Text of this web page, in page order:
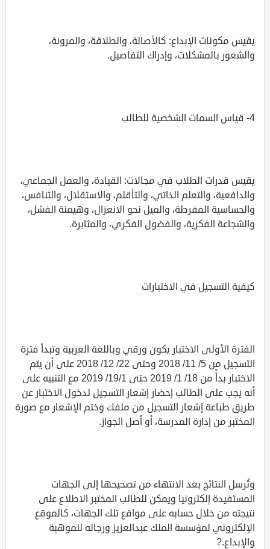
يقيس مكونات الإبداع: كالأصالة، والطلاقة، والمرونة،
والشعور بالمشكلات، وإدراك التفاصيل.
4- قياس السمات الشخصية للطالب
يقيس قدرات الطلاب في مجالات: القيادة، والعمل الجماعي،
والدافعية، والتعلم الذاتي، والتأقلم، والاستقلال، والتنافس،
والحساسية المفرطة، والميل نحو الانعزال، وهيمنة الفشل،
والشجاعة الفكرية، والفضول الفكري، والمثابرة.
كيفية التسجيل في الاختبارات
الفترة الأولى الاختبار يكون ورقي وباللغة العربية وتبدأ فترة
التسجيل من 5/ 11/ 2018 وحتى 22/ 12/ 2018 على أن يتم
الاختبار بدأً من 18/ 1/ 2019 حتى 19/1/ 2019 مع التنبيه على
أنه يجب على الطالب إحضار إشعار التسجيل لدخول الاختبار عن
طريق طباعة إشعار التسجيل من ملفك وختم الإشعار مع صورة
المختبر من إدارة المدرسة، أو أصل الجواز.
وتُرسل النتائج بعد الانتهاء من تصحيحها إلى الجهات
المستفيدة إلكترونيا ويمكن للطالب المختبر الاطلاع على
نتيجته من خلال حسابه على مواقع تلك الجهات، كالموقع
الإلكتروني لمؤسسة الملك عبدالعزيز ورجاله للموهبة
والإبداع.?